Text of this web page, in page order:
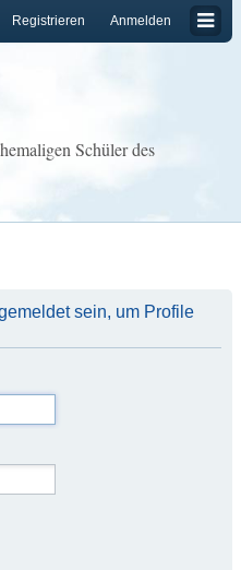
Anmelden
Registrieren
Schüler des
sein, um Profile